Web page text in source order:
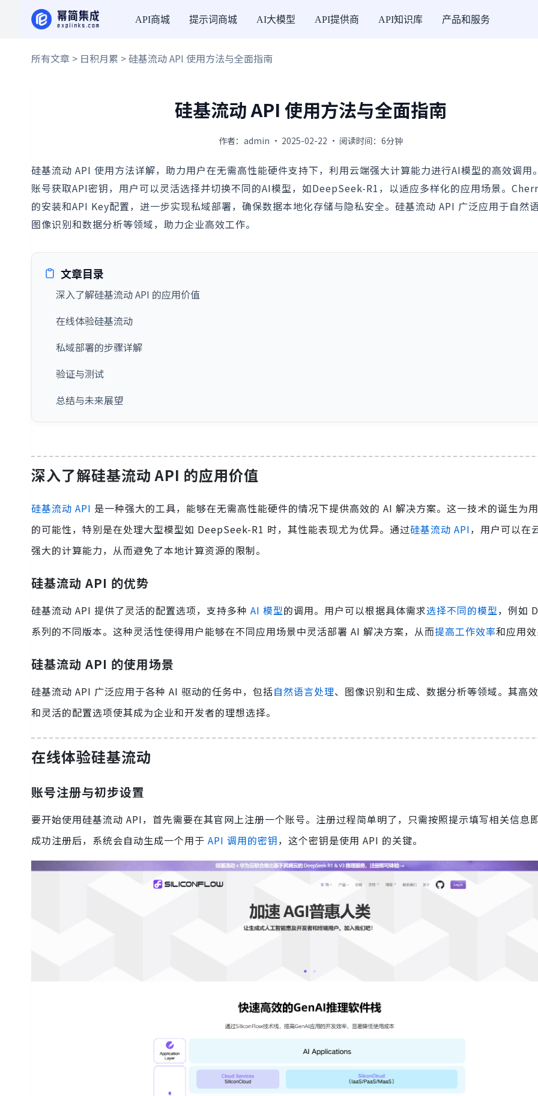
API商城 提示词商城 AI大模型 API提供商 API知识库 产品和服务
所有文章 > 日积月累 > 硅基流动 API 使用方法与全面指南
硅基流动 API 使用方法与全面指南
作者：admin · 2025-02-22 · 阅读时间：6分钟
硅基流动 API 使用方法详解，助力用户在无需高性能硬件支持下，利用云端强大计算能力进行AI模型的高效调用
账号获取API密钥，用户可以灵活选择并切换不同的AI模型，如DeepSeek-R1，以适应多样化的应用场景。
的安装和API Key配置，进一步实现私域部署，确保数据本地化存储与隐私安全。硅基流动 API 广泛应用于自然
图像识别和数据分析等领域，助力企业高效工作。
文章目录
深入了解硅基流动 API 的应用价值
在线体验硅基流动
私域部署的步骤详解
验证与测试
总结与未来展望
深入了解硅基流动 API 的应用价值
硅基流动 API 是一种强大的工具，能够在无需高性能硬件的情况下提供高效的 AI 解决方案。这一技术的诞生为
的可能性，特别是在处理大型模型如 DeepSeek-R1 时，其性能表现尤为优异。通过硅基流动 API，用户可以在
强大的计算能力，从而避免了本地计算资源的限制。
硅基流动 API 的优势
硅基流动 API 提供了灵活的配置选项，支持多种 AI 模型的调用。用户可以根据具体需求选择不同的模型，例如
系列的不同版本。这种灵活性使得用户能够在不同应用场景中灵活部署 AI 解决方案，从而提高工作效率和应用
硅基流动 API 的使用场景
硅基流动 API 广泛应用于各种 AI 驱动的任务中，包括自然语言处理、图像识别和生成、数据分析等领域。其高
和灵活的配置选项使其成为企业和开发者的理想选择。
在线体验硅基流动
账号注册与初步设置
要开始使用硅基流动 API，首先需要在其官网上注册一个账号。注册过程简单明了，只需按照提示填写相关信息
成功注册后，系统会自动生成一个用于 API 调用的密钥，这个密钥是使用 API 的关键。